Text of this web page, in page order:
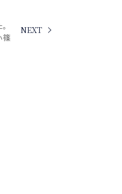
NEXT
篠